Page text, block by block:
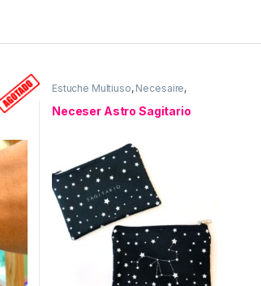
Estuche Multiuso, Necesaire,
Neceser Astro Sagitario